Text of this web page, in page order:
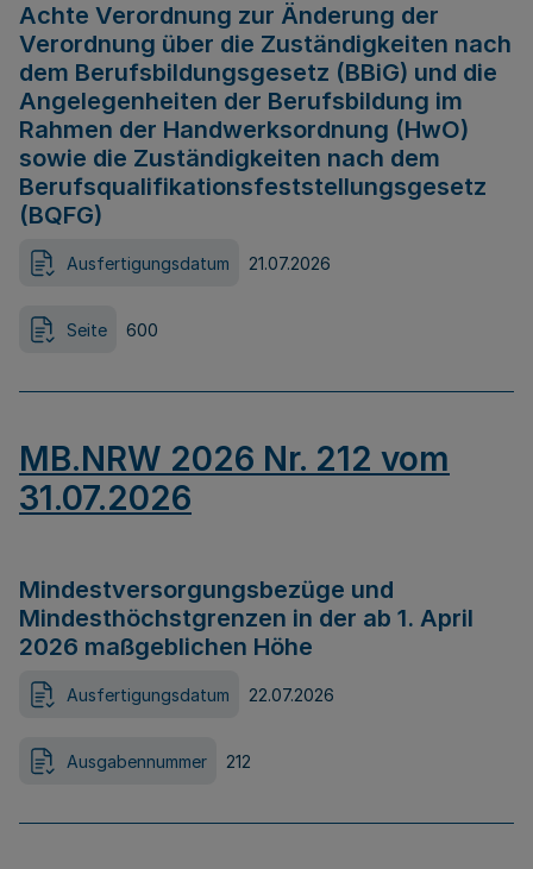
Achte Verordnung zur Änderung der
Verordnung über die Zuständigkeiten nach
dem Berufsbildungsgesetz (BBiG) und die
Angelegenheiten der Berufsbildung im
Rahmen der Handwerksordnung (HwO)
sowie die Zuständigkeiten nach dem
Berufsqualifikationsfeststellungsgesetz
(BQFG)
Ausfertigungsdatum 21.07.2026
Seite 600
MB.NRW 2026 Nr. 212 vom
31.07.2026
Mindestversorgungsbezüge und
Mindesthöchstgrenzen in der ab 1. April
2026 maßgeblichen Höhe
Ausfertigungsdatum 22.07.2026
Ausgabennummer 212